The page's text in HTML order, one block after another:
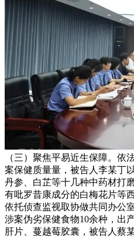
（三）聚焦平易近生保障。依
案保健质量量，被告人李某丁
丹参、白芷等十几种中药材打
有吡罗昔康成分的白梅花片等
依托侦查监视取协做共同办公
涉案伪劣保健食物10余种，出
肝片、蔓越莓胶囊，被告人蔡